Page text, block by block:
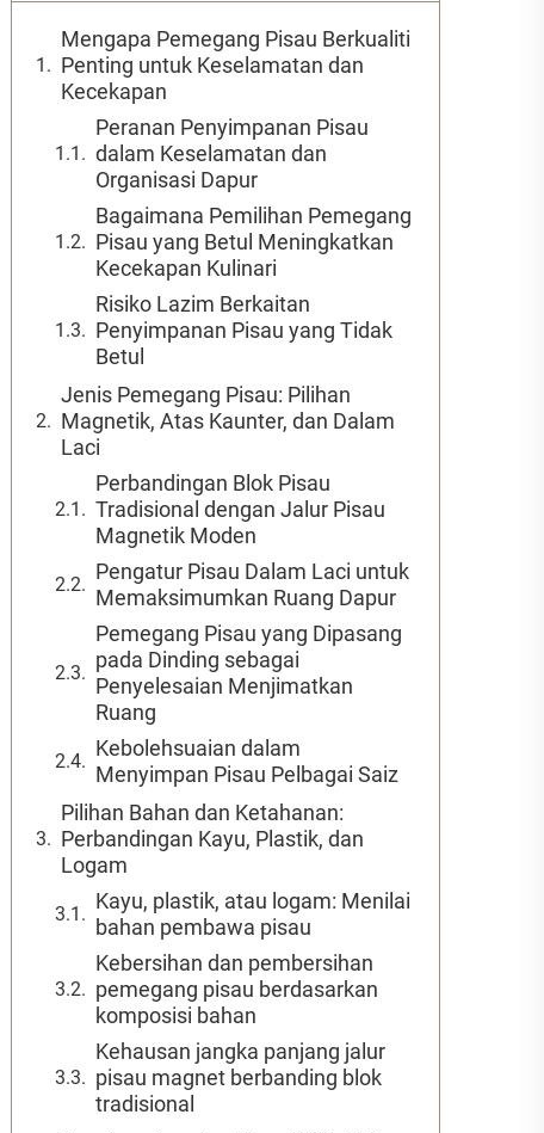
Mengapa Pemegang Pisau Berkualiti
Penting untuk Keselamatan dan
Kecekapan
Peranan Penyimpanan Pisau
dalam Keselamatan dan
Organisasi Dapur
Bagaimana Pemilihan Pemegang
Pisau yang Betul Meningkatkan
Kecekapan Kulinari
Risiko Lazim Berkaitan
Penyimpanan Pisau yang Tidak
Betul
Jenis Pemegang Pisau: Pilihan
Magnetik, Atas Kaunter, dan Dalam
Laci
Perbandingan Blok Pisau
Tradisional dengan Jalur Pisau
Magnetik Moden
Pengatur Pisau Dalam Laci untuk
Memaksimumkan Ruang Dapur
Pemegang Pisau yang Dipasang
pada Dinding sebagai
Penyelesaian Menjimatkan
Ruang
Kebolehsuaian dalam
Menyimpan Pisau Pelbagai Saiz
Pilihan Bahan dan Ketahanan:
Perbandingan Kayu, Plastik, dan
Logam
Kayu, plastik, atau logam: Menilai
bahan pembawa pisau
Kebersihan dan pembersihan
pemegang pisau berdasarkan
komposisi bahan
Kehausan jangka panjang jalur
pisau magnet berbanding blok
tradisional